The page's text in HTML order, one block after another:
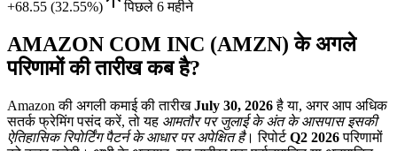
+68.55 (32.55%) पिछले 6 महीने
AMAZON COM INC (AMZN) के अगले
परिणामों की तारीख कब है?
Amazon की अगली कमाई की तारीखJuly 30, 2026है या, अगर आप अधिक
सतर्क फ्रेमिंग पसंद करें, तो यह आमतौर पर जुलाई के अंत के आसपास इसकी
ऐतिहासिक रिपोर्टिंग पैटर्न के आधार पर अपेक्षित है। रिपोर्टQ2 2026परिणामों